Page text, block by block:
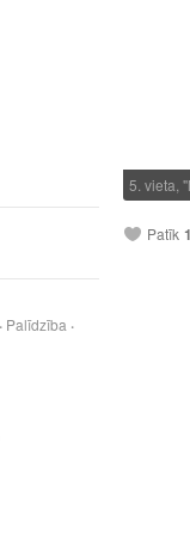
Palīdzība
5. vieta,
Patīk 1